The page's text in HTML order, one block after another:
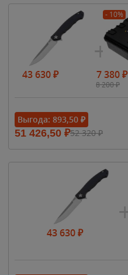
43 630₽
- 10%
7 380₽
8 200₽
Выгода: 893,50 ₽
51 426,50 ₽52 320₽
43 630₽